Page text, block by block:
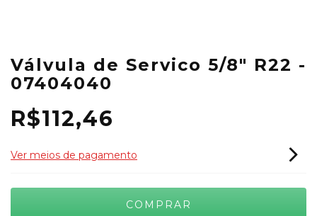
Válvula de Servico 5/8" R22 -
07404040
R$112,46
Ver meios de pagamento